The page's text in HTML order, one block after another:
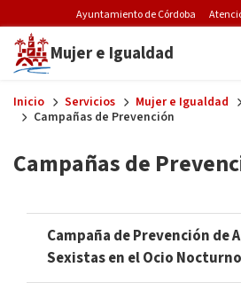
Pre-Header
Ayuntamiento de Córdoba
Mujer e Igualdad
Inicio Servicios Mujer e Igualdad
Campañas de Prevención
Campañas de
Campaña de Prevención de
Sexistas en el Ocio Nocturno